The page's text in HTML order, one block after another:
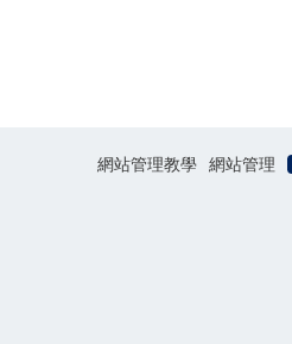
網站管理
網站管理教學